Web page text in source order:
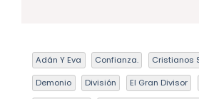
Adán Y Eva Confianza. Cristianos
Demonio División El Gran Divisor